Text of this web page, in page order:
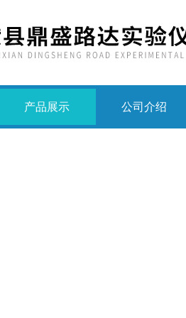
产品展示 公司介绍